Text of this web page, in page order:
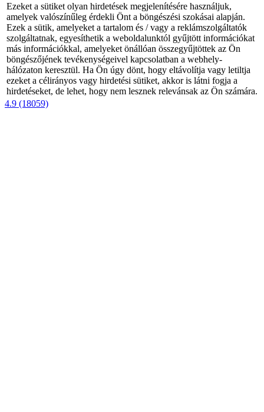
Ezeket a sütiket olyan hirdetések megjelenítésére használjuk,
amelyek valószínűleg érdekli Önt a böngészési szokásai alapján.
Ezek a sütik, amelyeket a tartalom és / vagy a reklámszolgáltatók
szolgáltatnak, egyesíthetik a weboldalunktól gyűjtött információkat
más információkkal, amelyeket önállóan összegyűjtöttek az Ön
böngészőjének tevékenységeivel kapcsolatban a webhely-
hálózaton keresztül. Ha Ön úgy dönt, hogy eltávolítja vagy letiltja
ezeket a célirányos vagy hirdetési sütiket, akkor is látni fogja a
hirdetéseket, de lehet, hogy nem lesznek relevánsak az Ön számára.
4.9 (18059)